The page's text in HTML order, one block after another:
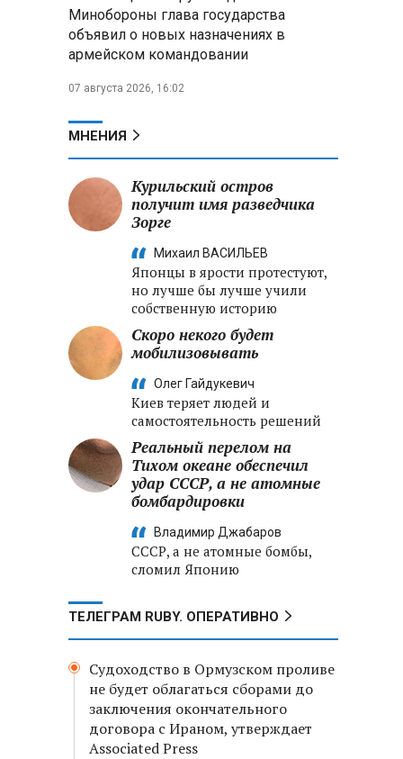
уничтожил эшелон с техникой
ВСУ в Днепропетровской
области
Главы правительств ЕАЭС
e‑торговле, биржевому рынку и
Александр Лукашенко:
Хотите «собирать сливки» в
городах — отвечайте и за
Минобороны глава государства
объявил о новых назначениях в
армейском командовании
07 августа 2026, 16:02
МНЕНИЯ
Курильский остров
получит имя разведчика
Зорге
Михаил ВАСИЛЬЕВ
Японцы в ярости протестуют,
но лучше бы лучше учили
собственную историю
Скоро некого будет
мобилизовывать
Олег Гайдукевич
Киев теряет людей и
самостоятельность решений
Реальный перелом на
Тихом океане обеспечил
удар СССР, а не атомные
бомбардировки
Владимир Джабаров
СССР, а не атомные бомбы,
сломил Японию
ТЕЛЕГРАМ RUBY. ОПЕРАТИВНО
Судоходство в Ормузском проливе
не будет облагаться сборами до
заключения окончательного
договора с Ираном, утверждает
Associated Press